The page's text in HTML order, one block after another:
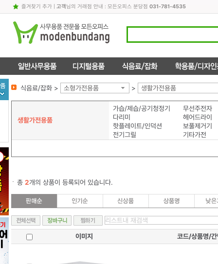
즐겨찾기 추가| 고객님의 거래점 안내 : 모든오피스 분당점 031-781-4535
식음료/잡화 > 소형가전용품 > 생활가전용품
생활가전용품
가습/제습/공기청정기
무선주전자
다리미
헤어드라이
핫플레이트/인덕션
보풀제거기
전기그릴
기타가전
총 2개의 상품이 등록되어 있습니다.
이미지 코드/상품명/간